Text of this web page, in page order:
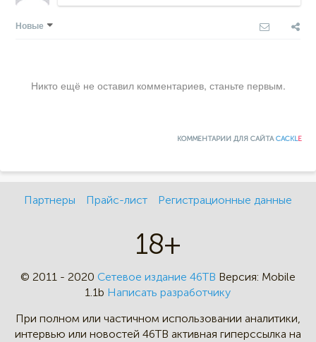
Новые
Никто ещё не оставил комментариев, станьте первым.
КОММЕНТАРИИ ДЛЯ САЙТАCACKLE
Партнеры Прайс-лист Регистрационные данные
18+
© 2011 - 2020 Сетевое издание 46ТВ Версия: Mobile
1.1b Написать разработчику
При полном или частичном использовании аналитики,
интервью или новостей 46TB активная гиперссылка на